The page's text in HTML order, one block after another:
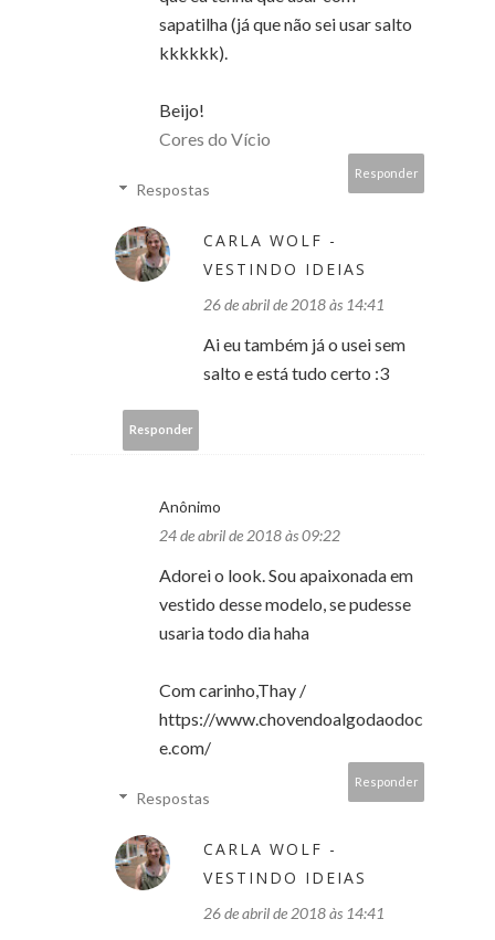
sapatilha (já que não sei usar salto
kkkkkk).
Beijo!
Cores do Vício
Responder
Respostas
CARLA WOLF -
VESTINDO IDEIAS
26 de abril de 2018 às 14:41
Ai eu também já o usei sem
salto e está tudo certo :3
Responder
Anônimo
24 de abril de 2018 às 09:22
Adorei o look. Sou apaixonada em
vestido desse modelo, se pudesse
usaria todo dia haha
Com carinho,Thay /
https://www.chovendoalgodaodoc
e.com/
Responder
Respostas
CARLA WOLF -
VESTINDO IDEIAS
26 de abril de 2018 às 14:41